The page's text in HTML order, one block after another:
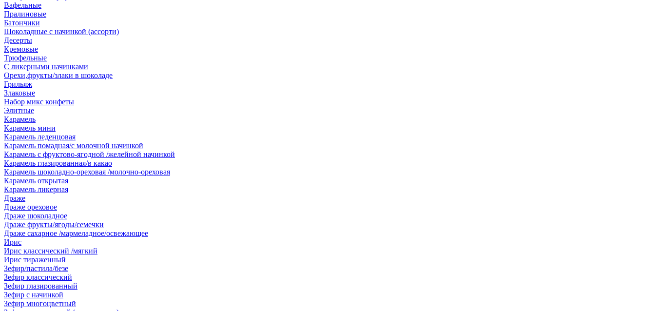
Вафельные
Пралиновые
Батончики
Шоколадные с начинкой (ассорти)
Десерты
Кремовые
Трюфельные
С ликерными начинками
Орехи,фрукты/злаки в шоколаде
Грильяж
Злаковые
Набор микс конфеты
Элитные
Карамель
Карамель мини
Карамель леденцовая
Карамель помадная/с молочной начинкой
Карамель с фруктово-ягодной /желейной начинкой
Карамель глазированная/в какао
Карамель шоколадно-ореховая /молочно-ореховая
Карамель открытая
Карамель ликерная
Драже
Драже ореховое
Драже шоколадное
Драже фрукты/ягоды/семечки
Драже сахарное /мармеладное/освежающее
Ирис
Ирис классический /мягкий
Ирис тираженный
Зефир/пастила/безе
Зефир классический
Зефир глазированный
Зефир с начинкой
Зефир многоцветный